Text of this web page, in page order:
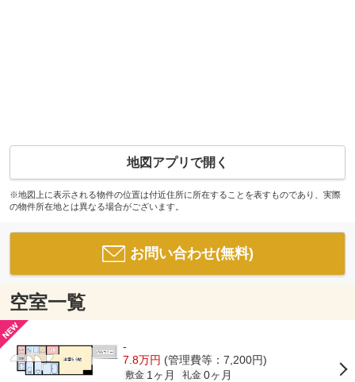
地図アプリで開く
※地図上に表示される物件の位置は付近住所に所在することを表すものであり、実際
の物件所在地とは異なる場合がございます。
お問い合わせ(無料)
空室一覧
-
7.8万円 (管理費等：7,200円)
敷金 1ヶ月 礼金 0ヶ月